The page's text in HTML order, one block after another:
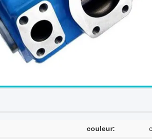
couleur: